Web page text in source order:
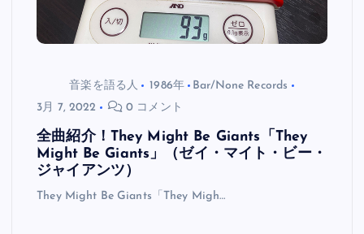
音楽を語る人 1986年
Bar/None Records
3月 7, 2022
0 コメント
全曲紹介！They Might Be Giants「They
Might Be Giants」（ゼイ・マイト・ビー・
ジャイアンツ）
They Might Be Giants「They Migh…